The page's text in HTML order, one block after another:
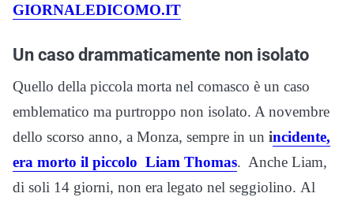
GIORNALEDICOMO.IT
Un caso drammaticamente non isolato
Quello della piccola morta nel comasco è un caso
emblematico ma purtroppo non isolato. A novembre
dello scorso anno, a Monza, sempre in un incidente,
era morto il piccolo Liam Thomas. Anche Liam,
di soli 14 giorni, non era legato nel seggiolino. Al